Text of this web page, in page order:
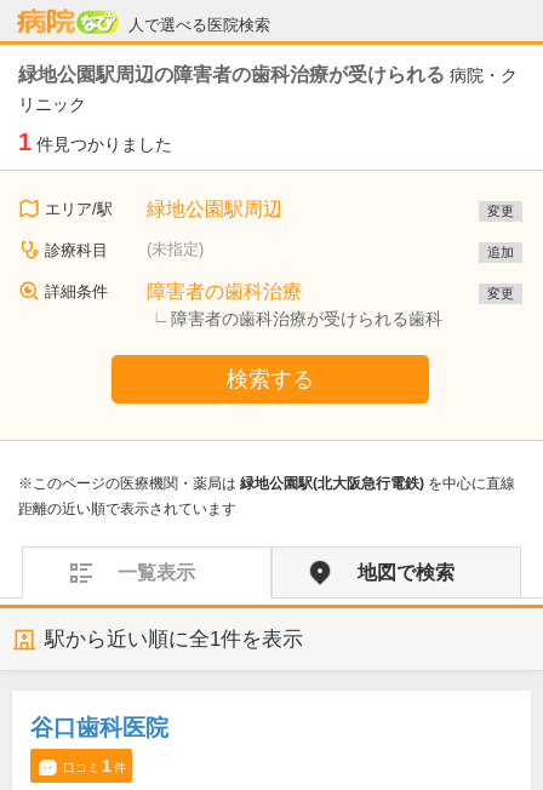
人で選べる医院検索
病院なび
緑地公園駅周辺の障害者の歯科治療が受けられる 病院・ク
リニック
1 件見つかりました
エリア/駅 緑地公園駅周辺 変更
診療科目 (未指定) 追加
詳細条件 障害者の歯科治療
障害者の歯科治療が受けられる歯科
変更
検索する
※このページの医療機関・薬局は 緑地公園駅(北大阪急行電鉄) を中心に直線
距離の近い順で表示されています
一覧表示 地図で検索
駅から近い順に全1件を表示
谷口歯科医院
口コミ 1件